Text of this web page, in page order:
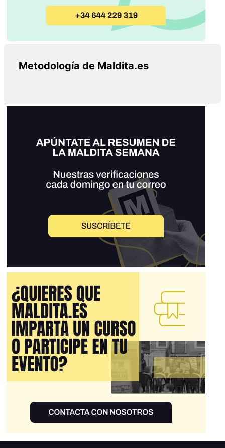
Metodología de Maldita.es